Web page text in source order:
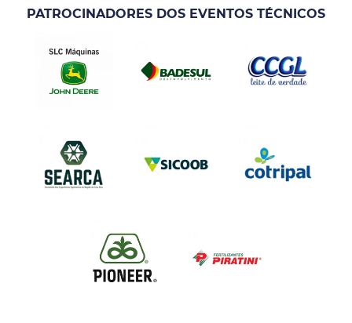
PATROCINADORES DOS EVENTOS TÉCNICOS